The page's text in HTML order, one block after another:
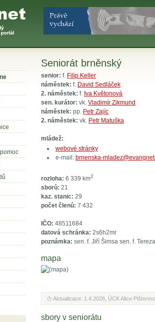
Seniorát brněnský
senior: f. Filip Keller
náměstek: f. David Sedláček
2. náměstek: f. Iva Květonová
sen. kurátor: vk. Vladimír Zikmund
náměstek: pp. Petr Zajíc
2. náměstek: vk. Petr Matuška
mládež:
webové stránky
e-mail: brnenska-
rozloha: 6 339 km2
sborů: 21
kaz. stanic: 29
počet členů: 7 432
IČO: 48511684
datová schránka: 2s6h2mr
poznámka: sen. f. Jiří Šimsa sen. f.
mapa
Aktualizace: 1.4.2026, ÚCK Alice
sbory v seniorátu